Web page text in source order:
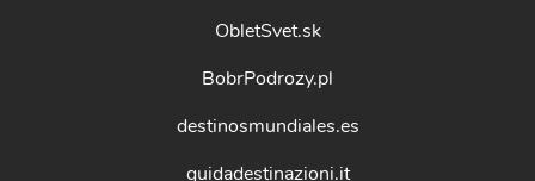
ObletSvet.sk
BobrPodrozy.pl
destinosmundiales.es
guidadestinazioni.it